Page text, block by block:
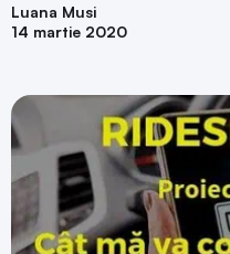
Luana Musi
14 martie 2020